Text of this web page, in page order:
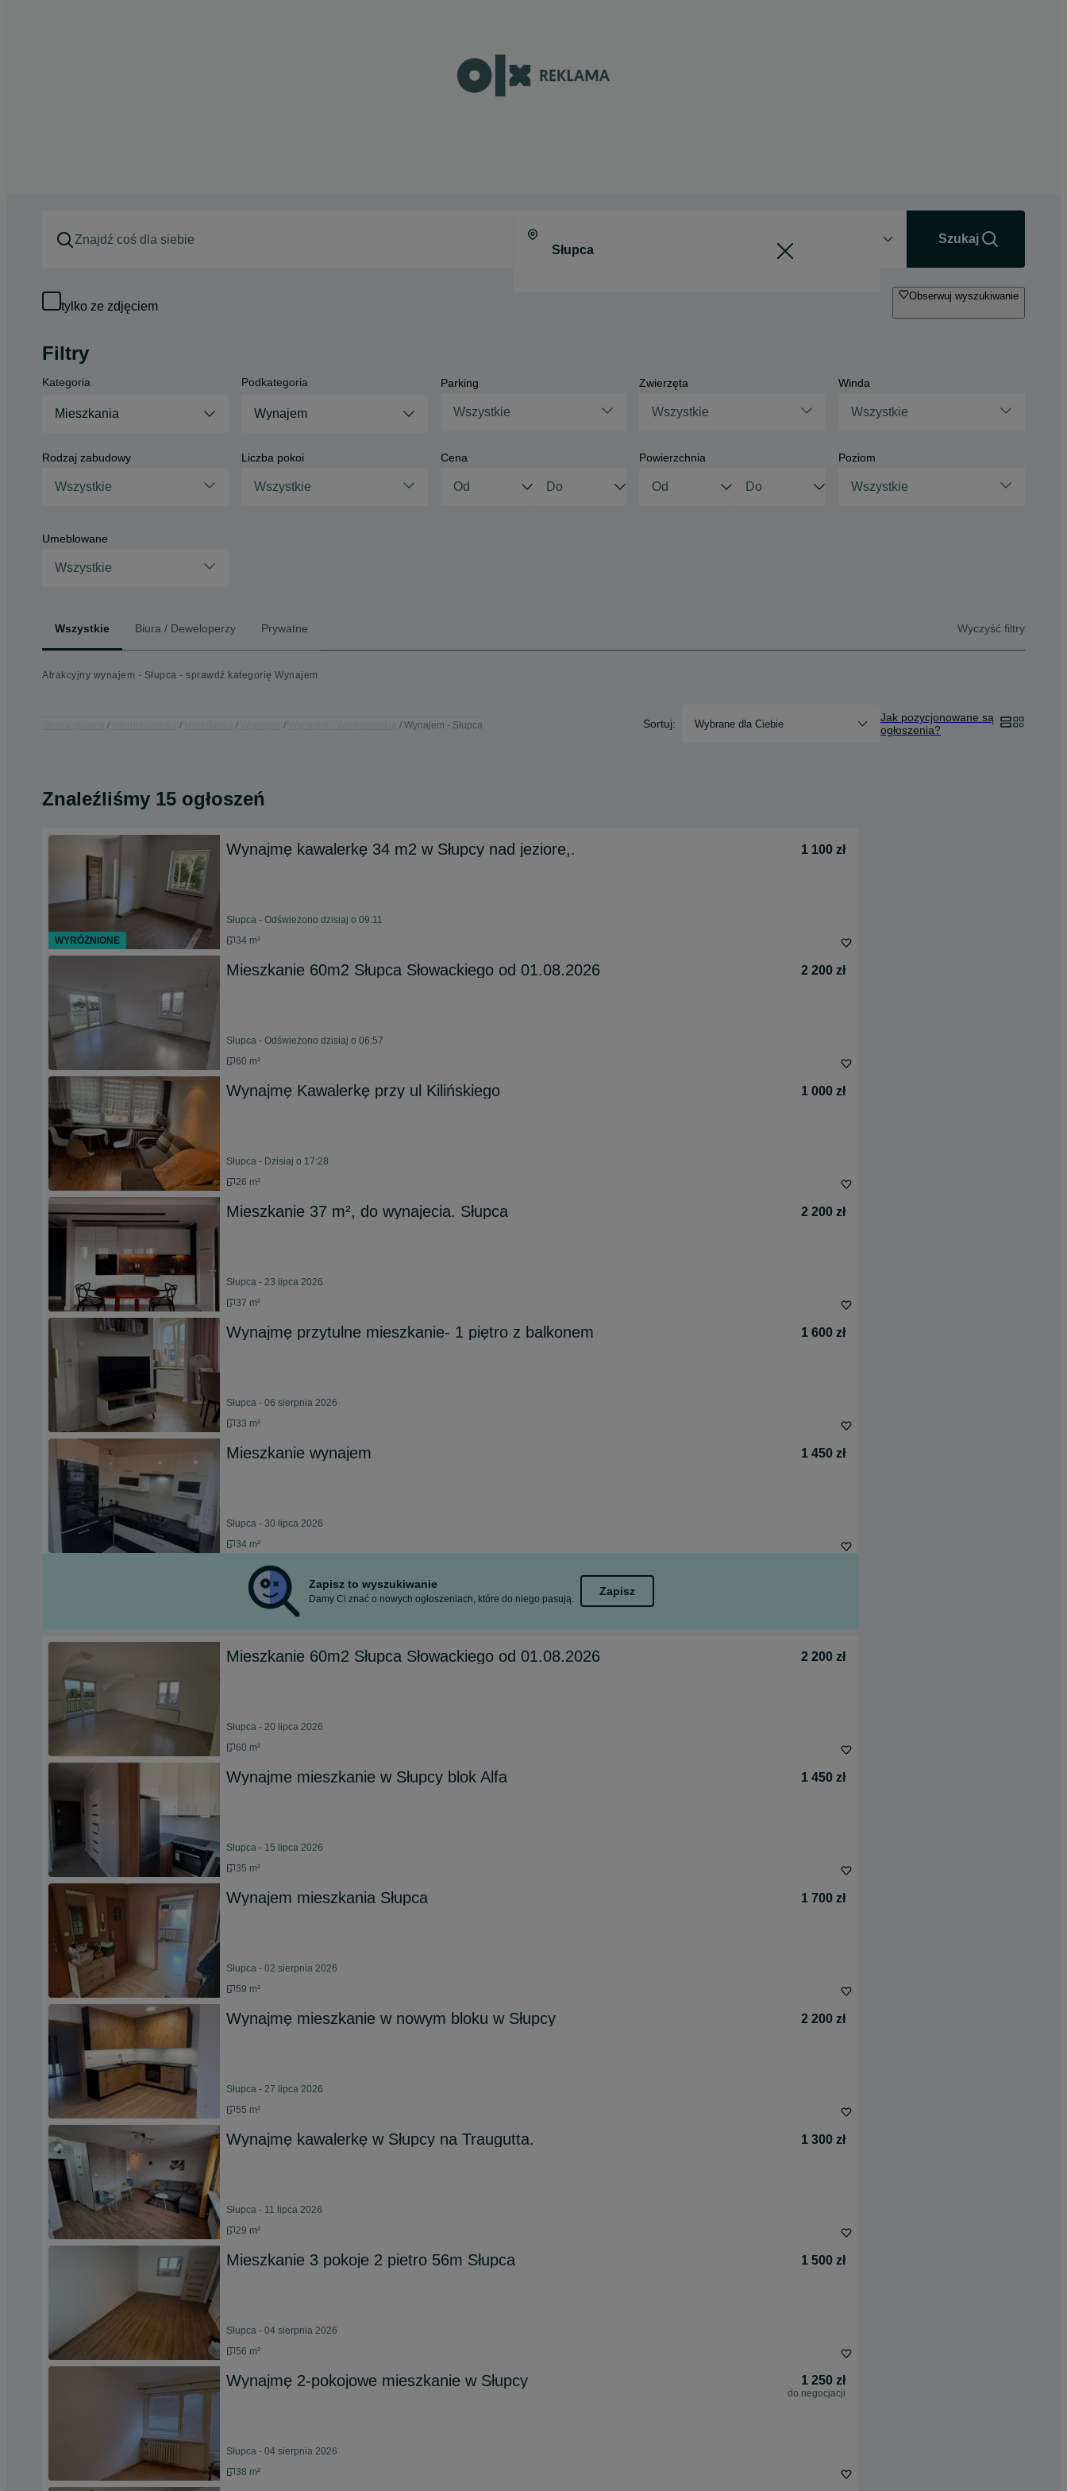
Szukaj
tylko ze zdjęciem
Obserwuj wyszukiwanie
Filtry
Kategoria
Mieszkania
Podkategoria
Wynajem
Parking
Wszystkie
Zwierzęta
Wszystkie
Winda
Wszystkie
Rodzaj zabudowy
Wszystkie
Liczba pokoi
Wszystkie
Cena Powierzchnia Poziom
Wszystkie
Umeblowane
Wszystkie
Wszystkie Biura / Deweloperzy Prywatne Wyczyść filtry
Atrakcyjny wynajem - Słupca - sprawdź kategorię Wynajem
Wynajem - Słupca Sortuj: Wybrane dla Ciebie
Jak pozycjonowane są
ogłoszenia?
Znaleźliśmy 15 ogłoszeń
Wynajmę kawalerkę 34 m2 w Słupcy nad jeziore,. 1 100 zł
Słupca - Odświeżono dzisiaj o 09:11
34 m²
Mieszkanie 60m2 Słupca Słowackiego od 01.08.2026 2 200 zł
Słupca - Odświeżono dzisiaj o 06:57
60 m²
Wynajmę Kawalerkę przy ul Kilińskiego 1 000 zł
Słupca - Dzisiaj o 17:28
26 m²
Mieszkanie 37 m², do wynajecia. Słupca 2 200 zł
Słupca - 23 lipca 2026
37 m²
Wynajmę przytulne mieszkanie- 1 piętro z balkonem 1 600 zł
Słupca - 06 sierpnia 2026
33 m²
Mieszkanie wynajem 1 450 zł
Słupca - 30 lipca 2026
34 m²
Zapisz to wyszukiwanie
Damy Ci znać o nowych ogłoszeniach, które do niego pasują.
Zapisz
Mieszkanie 60m2 Słupca Słowackiego od 01.08.2026 2 200 zł
Słupca - 20 lipca 2026
60 m²
Wynajme mieszkanie w Słupcy blok Alfa 1 450 zł
Słupca - 15 lipca 2026
35 m²
Wynajem mieszkania Słupca 1 700 zł
Słupca - 02 sierpnia 2026
59 m²
Wynajmę mieszkanie w nowym bloku w Słupcy 2 200 zł
Słupca - 27 lipca 2026
55 m²
Wynajmę kawalerkę w Słupcy na Traugutta. 1 300 zł
Słupca - 11 lipca 2026
29 m²
Mieszkanie 3 pokoje 2 pietro 56m Słupca 1 500 zł
Słupca - 04 sierpnia 2026
56 m²
Wynajmę 2-pokojowe mieszkanie w Słupcy 1 250 zł
do negocjacji
Słupca - 04 sierpnia 2026
38 m²
WYRÓŻNIONE